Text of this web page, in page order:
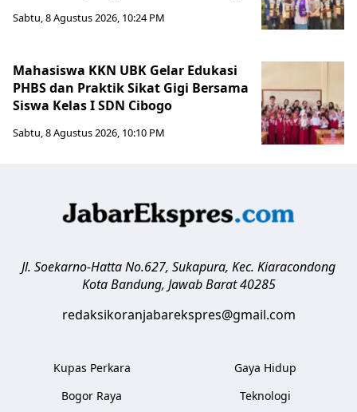
Sabtu, 8 Agustus 2026, 10:24 PM
Mahasiswa KKN UBK Gelar Edukasi
PHBS dan Praktik Sikat Gigi Bersama
Siswa Kelas I SDN Cibogo
Sabtu, 8 Agustus 2026, 10:10 PM
Jl. Soekarno-Hatta No.627, Sukapura, Kec. Kiaracondong
Kota Bandung, Jawab Barat 40285
redaksikoranjabarekspres@gmail.com
Kupas Perkara
Bogor Raya
Gaya Hidup
Teknologi